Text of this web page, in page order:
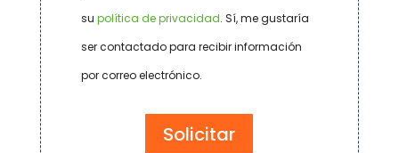
su política de privacidad. Sí, me gustaría
ser contactado para recibir información
por correo electrónico.